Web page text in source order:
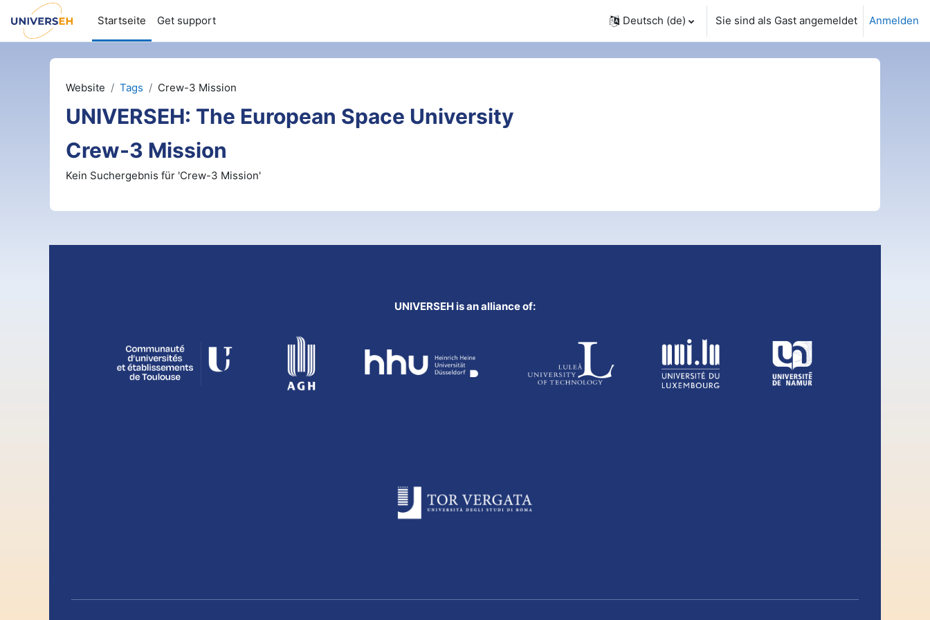
Zum Hauptinhalt
Startseite
Get support Deutsch ‎(de)‎ Sie sind als Gast angemeldet Anmelden
Website Tags Crew-3 Mission
UNIVERSEH: The European Space University
Crew-3 Mission
Kein Suchergebnis für 'Crew-3 Mission'
UNIVERSEH is an alliance of: